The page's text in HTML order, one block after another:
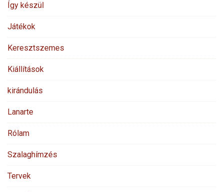
Így készül
Játékok
Keresztszemes
Kiállítások
kirándulás
Lanarte
Rólam
Szalaghímzés
Tervek